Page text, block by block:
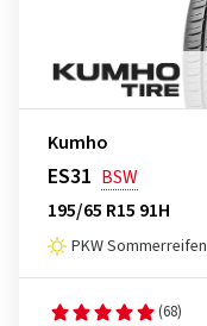
Kumho
ES31 BSW
195/65 R15 91H
PKW Sommerreifen
(68)